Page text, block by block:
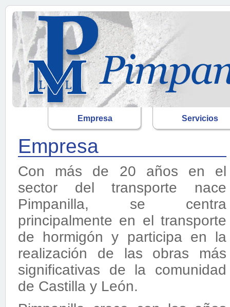
Empresa Servicios
Empresa
Con más de 20 años en el
sector del transporte nace
Pimpanilla, se centra
principalmente en el transporte
de hormigón y participa en la
realización de las obras más
significativas de la comunidad
de Castilla y León.